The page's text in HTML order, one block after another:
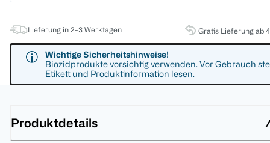
Lieferung in 2-3 Werktagen Gratis Lieferung ab
Wichtige Sicherheitshinweise!
Biozidprodukte vorsichtig verwenden. Vor Gebrauch
Etikett und Produktinformation lesen.
Produktdetails